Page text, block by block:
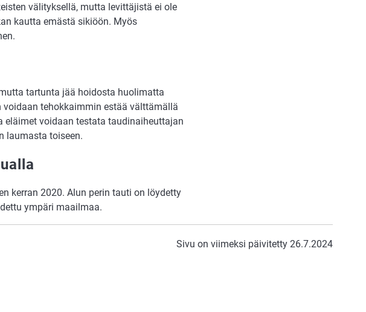
välityksellä, mutta levittäjistä ei ole
kautta emästä sikiöön. Myös
tartunta jää hoidosta huolimatta
tehokkaimmin estää välttämällä
voidaan testata taudinaiheuttajan
laumasta toiseen.
kerran 2020. Alun perin tauti on löydetty
ympäri maailmaa.
Sivu on viimeksi päivitetty 26.7.2024